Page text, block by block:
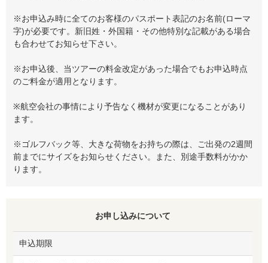
※お申込み時に全てのお客様のパスポート表記のお名前(ローマ
字)が必要です。新旧姓・外国籍・その他特別な記載がある場合
も合わせてお知らせ下さい。
※お申込後、当ツアーの料金改定があった場合でもお申込時点
のご料金が適用となります。
※航空会社の事情により予告なく機材が変更になることがあり
ます。
※ゴルフバック等、大きな荷物をお持ちの際は、ご出発の2週間
前までにサイズをお知らせください。また、別途手数料がかか
ります。
お申し込みについて
申込期限